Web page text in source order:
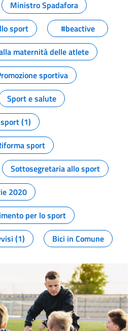
Ministro Spadafora
sport
#beactive
maternità delle atlete
sportiva
Sport e salute
(1)
sport
Sottosegretaria allo sport
2020
per lo sport
(1) Bici in Comune